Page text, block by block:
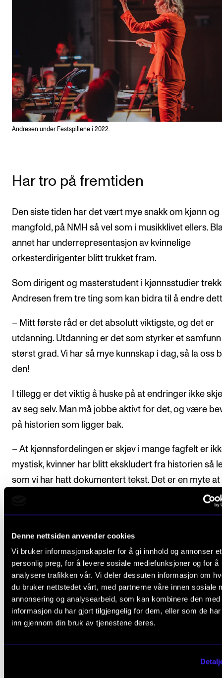
Denne nettsiden anvender cookies
Vi bruker informasjonskapsler for å gi innhold og annonser et
personlig preg, for å levere sosiale mediefunksjoner og for å
analysere trafikken vår. Vi deler dessuten informasjon om
du bruker nettstedet vårt, med partnerne våre innen sosiale
annonsering og analysearbeid, som kan kombinere den med
informasjon du har gjort tilgjengelig for dem, eller som de
inn gjennom din bruk av tjenestene deres.
Andresen under Festspillene i 2022.
Har tro på fremtiden
Den siste tiden har det vært mye snakk om kjønn og
mangfold, på NMH så vel som i musikklivet ellers.
annet har underrepresentasjon av kvinnelige
orkesterdirigenter blitt trukket fram.
Som dirigent og masterstudent i kjønnsstudier
Andresen frem tre ting som kan bidra til å endre
– Mitt første råd er det absolutt viktigste, og det er
utdanning. Utdanning er det som styrker et samfunn
størst grad. Vi har så mye kunnskap i dag, så la oss
den!
I tillegg er det viktig å huske på at endringer ikke
av seg selv. Man må jobbe aktivt for det, og være
på historien som ligger bak.
– At kjønnsfordelingen er skjev i mange fagfelt er
mystisk, kvinner har blitt ekskludert fra historien så
som vi har hatt dokumentert tekst. Det er en myte at
diskusjoner om kjønn er noe «moderne».
hva vi gjør aktivt i dag, fordi disse handlingene
kvaliteten vi får senere. Ingenting forandrer seg om
kjenner vår historie og aktivt endrer den sammen,
Andresen.
Til slutt trekker hun fram viljen til å jobbe; for
frihet og for kunstnerisk frihet.
mener det er en menneskerett å kjempe for